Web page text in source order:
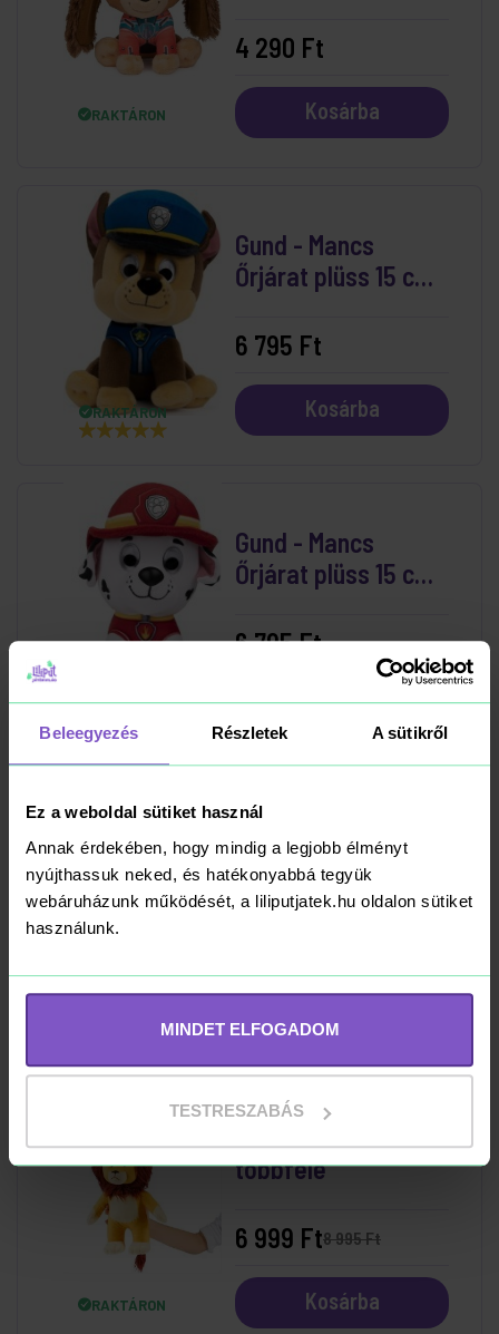
Beleegyezés Részletek A sütikről
Ez a weboldal sütiket használ
Annak érdekében, hogy mindig a legjobb élményt
nyújthassuk neked, és hatékonyabbá tegyük
webáruházunk működését, a liliputjatek.hu oldalon sütiket
használunk.
MINDET ELFOGADOM
TESTRESZABÁS
RAKTÁRON
4 290 Ft
Kosárba
RAKTÁRON
Gund - Mancs
Őrjárat plüss 15 cm
6 795 Ft
Kosárba
RAKTÁRON
Gund - Mancs
Őrjárat plüss 15 cm
6 795 Ft
Kosárba
Gund - Mancs
Őrjárat plüss 15 cm
Zuma
Kosárba
RAKTÁRON
Stumble Guys Plüss
többféle
8 995 Ft
6 999 Ft
Kosárba